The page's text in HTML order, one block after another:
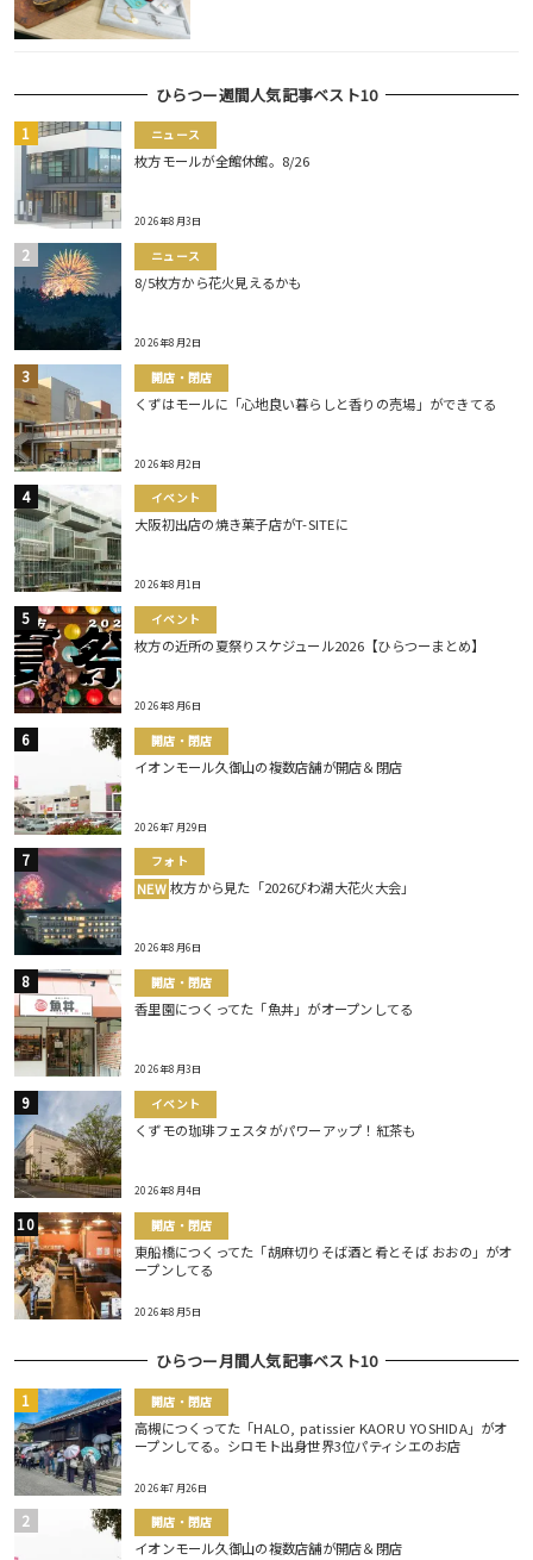
ひらつー週間人気記事ベスト10
ニュース
枚方モールが全館休館。8/26
2026年8月3日
ニュース
8/5枚方から花火見えるかも
2026年8月2日
開店・閉店
くずはモールに「心地良い暮らしと香りの売場」ができてる
2026年8月2日
イベント
大阪初出店の焼き菓子店がT-SITEに
2026年8月1日
イベント
枚方の近所の夏祭りスケジュール2026【ひらつーまとめ】
2026年8月6日
開店・閉店
イオンモール久御山の複数店舗が開店＆閉店
2026年7月29日
フォト
NEW 枚方から見た「2026びわ湖大花火大会」
2026年8月6日
開店・閉店
香里園につくってた「魚丼」がオープンしてる
2026年8月3日
イベント
くずモの珈琲フェスタがパワーアップ！紅茶も
2026年8月4日
開店・閉店
東船橋につくってた「胡麻切りそば酒と肴とそば おおの」がオ
ープンしてる
2026年8月5日
ひらつー月間人気記事ベスト10
開店・閉店
高槻につくってた「HALO, patissier KAORU YOSHIDA」がオ
ープンしてる。シロモト出身世界3位パティシエのお店
2026年7月26日
開店・閉店
イオンモール久御山の複数店舗が開店＆閉店